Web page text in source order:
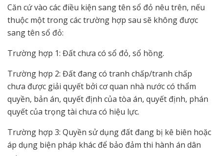
Căn cứ vào các điều kiện sang tên sổ đỏ nêu trên, nếu
thuộc một trong các trường hợp sau sẽ không được
sang tên sổ đỏ:
Trường hợp 1: Đất chưa có sổ đỏ, sổ hồng.
Trường hợp 2: Đất đang có tranh chấp/tranh chấp
chưa được giải quyết bởi cơ quan nhà nước có thẩm
quyền, bản án, quyết định của tòa án, quyết định, phán
quyết của trọng tài chưa có hiệu lực.
Trường hợp 3: Quyền sử dụng đất đang bị kê biên hoặc
áp dụng biện pháp khác để bảo đảm thi hành án dân